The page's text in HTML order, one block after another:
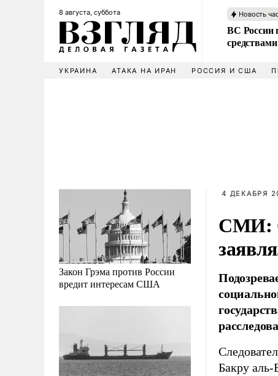
8 августа, суббота Новость
ВС России
УКРАИНА АТАКА НА ИРАН РОССИЯ И США
Закон Грэма против России
вредит интересам США
4 ДЕКАБРЯ
СМИ:
Бакру аль-